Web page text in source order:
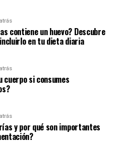
contiene un huevo? Descubre
en tu dieta diaria
cuerpo si consumes
y por qué son importantes